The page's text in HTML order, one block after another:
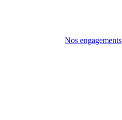
Nos engagements